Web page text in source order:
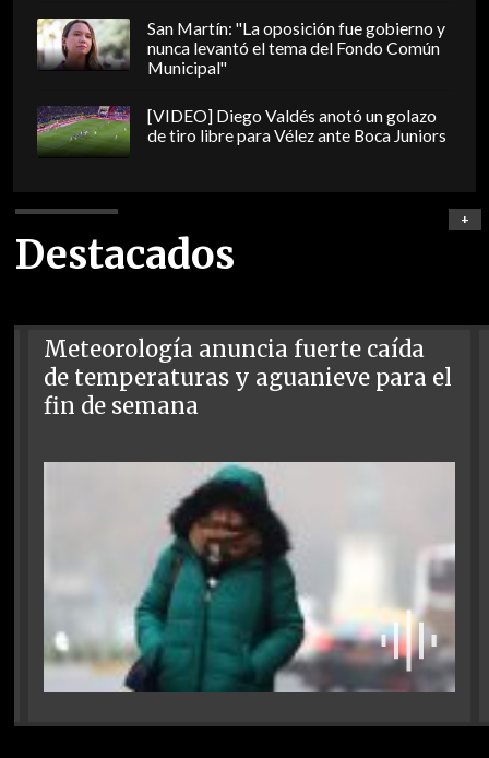
San Martín: "La oposición fue gobierno y
nunca levantó el tema del Fondo Común
Municipal"
[VIDEO] Diego Valdés anotó un golazo
de tiro libre para Vélez ante Boca Juniors
Destacados
+
Meteorología anuncia fuerte caída
de temperaturas y aguanieve para el
fin de semana